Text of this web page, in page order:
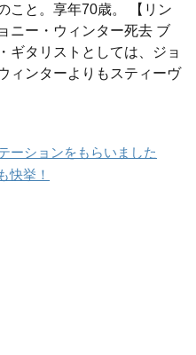
こと。享年70歳。 【リン
ニー・ウィンター死去 ブ
ギタリストとしては、ジョ
ィンターよりもスティーヴ
ーションをもらいました
快挙！